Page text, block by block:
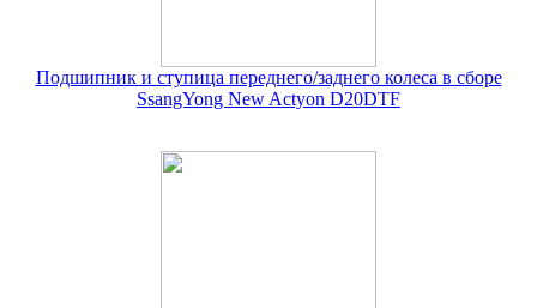
Подшипник и ступица переднего/заднего колеса в сборе
SsangYong New Actyon D20DTF